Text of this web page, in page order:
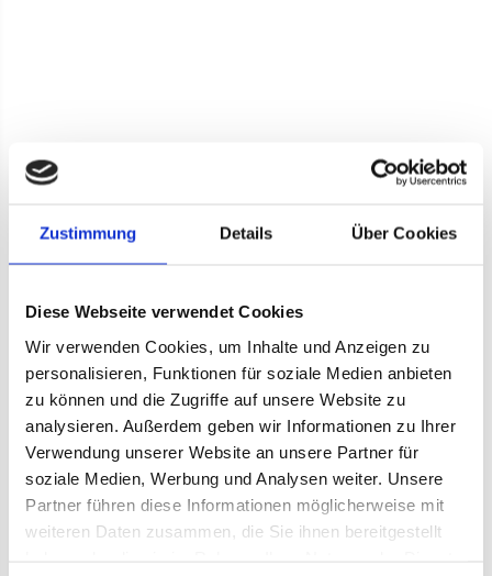
Zustimmung Details Über Cookies
Diese Webseite verwendet Cookies
Wir verwenden Cookies, um Inhalte und Anzeigen zu
personalisieren, Funktionen für soziale Medien anbieten
zu können und die Zugriffe auf unsere Website zu
analysieren. Außerdem geben wir Informationen zu Ihrer
Verwendung unserer Website an unsere Partner für
soziale Medien, Werbung und Analysen weiter. Unsere
Partner führen diese Informationen möglicherweise mit
weiteren Daten zusammen, die Sie ihnen bereitgestellt